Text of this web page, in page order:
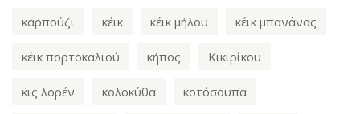
καρπούζι κέικ κέικ μήλου κέικ μπανάνας
κέικ πορτοκαλιού κήπος Κικιρίκου
κις λορέν κολοκύθα κοτόσουπα